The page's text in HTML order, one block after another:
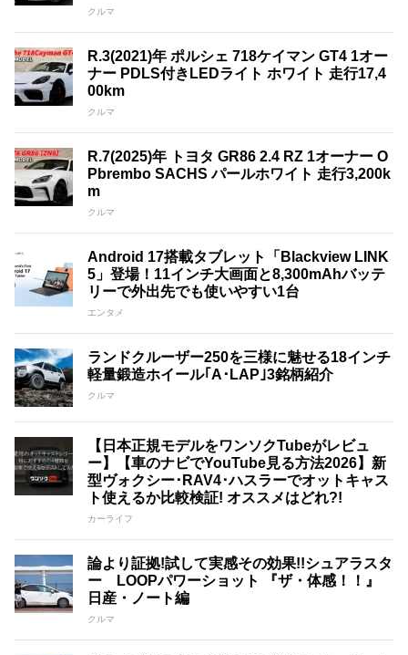
クルマ
R.3(2021)年 ポルシェ 718ケイマン GT4 1オー
ナー PDLS付きLEDライト ホワイト 走行17,4
00km
クルマ
R.7(2025)年 トヨタ GR86 2.4 RZ 1オーナー O
Pbrembo SACHS パールホワイト 走行3,200k
m
クルマ
Android 17搭載タブレット「Blackview LINK
5」登場！11インチ大画面と8,300mAhバッテ
リーで外出先でも使いやすい1台
エンタメ
ランドクルーザー250を三様に魅せる18インチ
軽量鍛造ホイール｢A･LAP｣3銘柄紹介
クルマ
【日本正規モデルをワンソクTubeがレビュ
ー】【車のナビでYouTube見る方法2026】新
型ヴォクシー･RAV4･ハスラーでオットキャス
ト使えるか比較検証! オススメはどれ?!
カーライフ
論より証拠!試して実感その効果!!シュアラスタ
ー LOOPパワーショット 『ザ・体感！！』
日産・ノート編
クルマ